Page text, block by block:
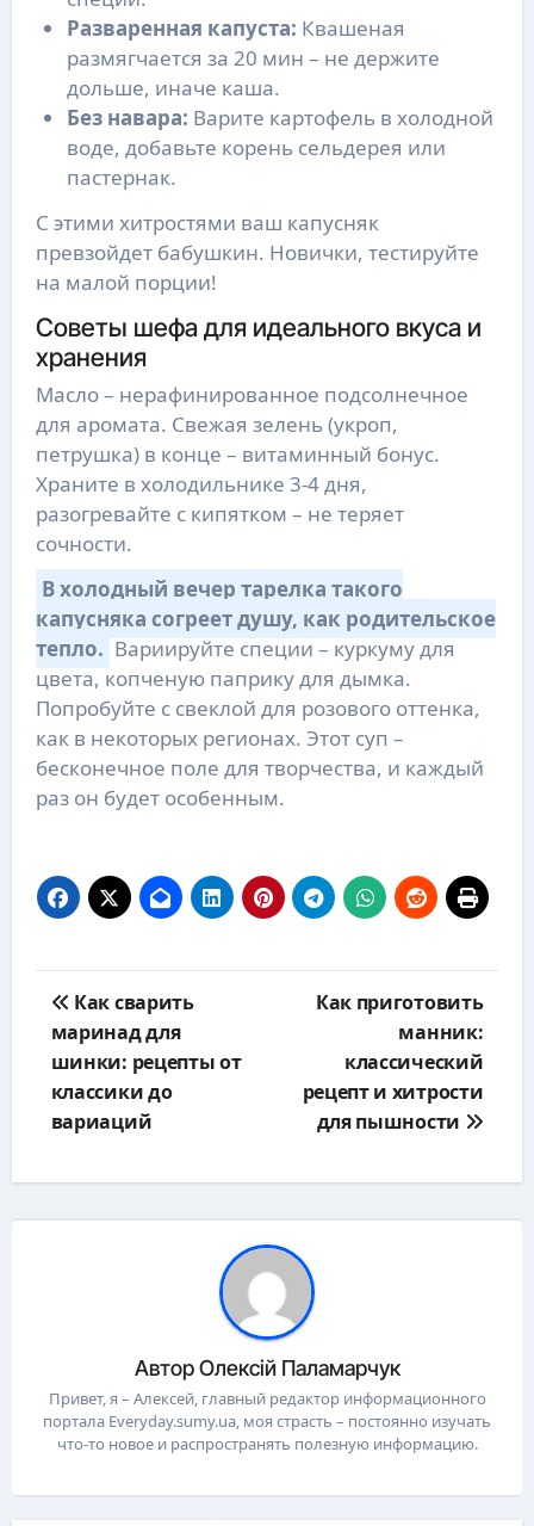
Разваренная капуста: Квашеная
размягчается за 20 мин – не держите
дольше, иначе каша.
Без навара: Варите картофель в холодной
воде, добавьте корень сельдерея или
пастернак.
С этими хитростями ваш капусняк
превзойдет бабушкин. Новички, тестируйте
на малой порции!
Советы шефа для идеального вкуса и
хранения
Масло – нерафинированное подсолнечное
для аромата. Свежая зелень (укроп,
петрушка) в конце – витаминный бонус.
Храните в холодильнике 3-4 дня,
разогревайте с кипятком – не теряет
сочности.
В холодный вечер тарелка такого
капусняка согреет душу, как родительское
тепло. Вариируйте специи – куркуму для
цвета, копченую паприку для дымка.
Попробуйте с свеклой для розового оттенка,
как в некоторых регионах. Этот суп –
бесконечное поле для творчества, и каждый
раз он будет особенным.
по
записям
Как сварить
маринад для
шинки: рецепты от
классики до
вариаций
Как приготовить
манник:
классический
рецепт и хитрости
для пышности
АвторОлексій Паламарчук
Привет, я – Алексей, главный редактор информационного
портала Everyday.sumy.ua, моя страсть – постоянно изучать
что-то новое и распространять полезную информацию.